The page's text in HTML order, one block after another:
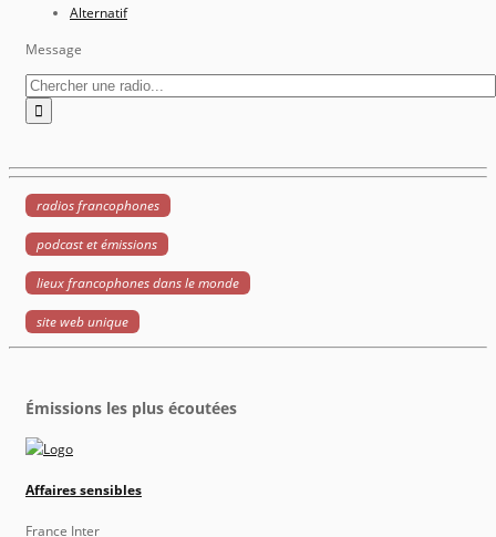
Alternatif
Message
radios francophones
podcast et émissions
lieux francophones dans le monde
site web unique
Émissions les plus écoutées
Affaires sensibles
France Inter